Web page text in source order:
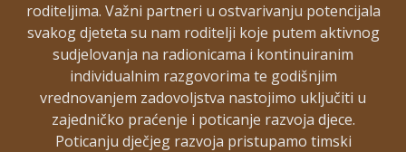
NAŠE ZNAČAJKE
roditeljima. Važni partneri u ostvarivanju potencijala
svakog djeteta su nam roditelji koje putem aktivnog
sudjelovanja na radionicama i kontinuiranim
individualnim razgovorima te godišnjim
vrednovanjem zadovoljstva nastojimo uključiti u
zajedničko praćenje i poticanje razvoja djece.
Poticanju dječjeg razvoja pristupamo timski